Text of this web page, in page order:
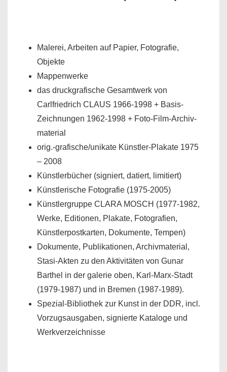
Malerei, Arbeiten auf Papier, Fotografie,
Objekte
Mappenwerke
das druckgrafische Gesamtwerk von
Carlfriedrich CLAUS 1966-1998 + Basis-
Zeichnungen 1962-1998 + Foto-Film-Archiv-
material
orig.-grafische/unikate Künstler-Plakate 1975
– 2008
Künstlerbücher (signiert, datiert, limitiert)
Künstlerische Fotografie (1975-2005)
Künstlergruppe CLARA MOSCH (1977-1982,
Werke, Editionen, Plakate, Fotografien,
Künstlerpostkarten, Dokumente, Tempen)
Dokumente, Publikationen, Archivmaterial,
Stasi-Akten zu den Aktivitäten von Gunar
Barthel in der galerie oben, Karl-Marx-Stadt
(1979-1987) und in Bremen (1987-1989).
Spezial-Bibliothek zur Kunst in der DDR, incl.
Vorzugsausgaben, signierte Kataloge und
Werkverzeichnisse